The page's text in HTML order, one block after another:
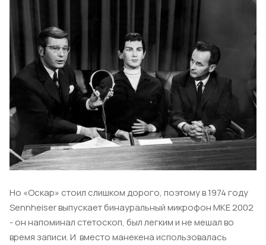
Но «Оскар» стоил слишком дорого, поэтому в 1974 году
Sennheiser выпускает бинауральный микрофон МКЕ 2002
- он напоминал стетоскоп, был легким и не мешал во
время записи. И вместо манекена использовалась